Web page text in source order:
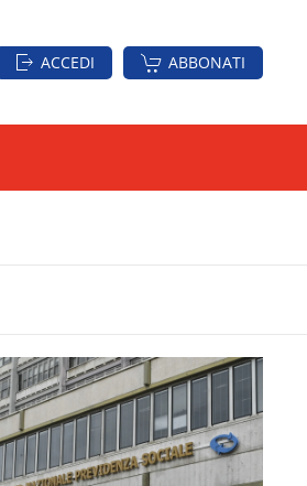
ACCEDI ABBONATI